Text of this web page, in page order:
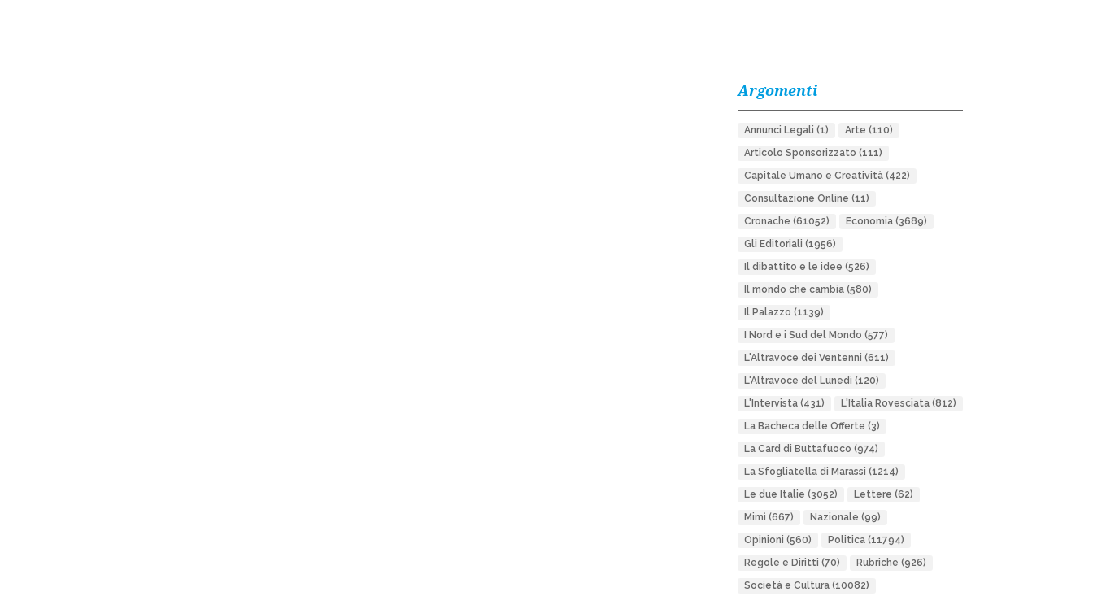
Argomenti
Annunci Legali (1) Arte (110)
Articolo Sponsorizzato (111)
Capitale Umano e Creatività(422)
Consultazione Online (11)
Cronache (61052) Economia(3689)
Gli Editoriali (1956)
Il dibattito e le idee (526)
Il mondo che cambia(580)
Il Palazzo (1139)
I Nord e i Sud del Mondo (577)
L'Altravoce dei Ventenni (611)
L'Altravoce del Lunedì (120)
L'Intervista(431) L'Italia Rovesciata(812)
La Bacheca delle Offerte (3)
La Card di Buttafuoco (974)
La Sfogliatella di Marassi (1214)
Le due Italie (3052) Lettere (62)
Mimì (667) Nazionale (99)
Opinioni (560) Politica(11794)
Regole e Diritti (70) Rubriche (926)
Società e Cultura(10082)